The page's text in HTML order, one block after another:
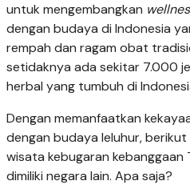
untuk mengembangkan
dengan budaya di Indonesia
rempah dan ragam obat
setidaknya ada sekitar 7.000
herbal yang tumbuh di
Dengan memanfaatkan
dengan budaya leluhur,
wisata kebugaran kebanggaan
dimiliki negara lain. Apa saja?